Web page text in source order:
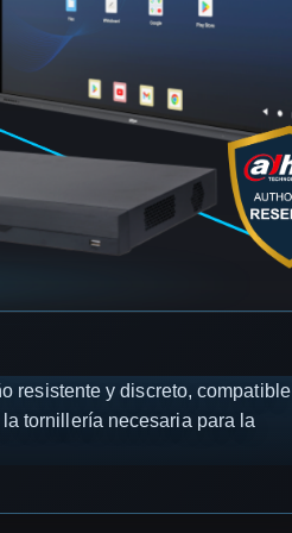
resistente y discreto, compatible
tornillería necesaria para la